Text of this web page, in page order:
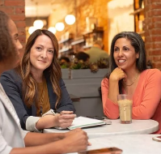
專
題
投
資
樓
市